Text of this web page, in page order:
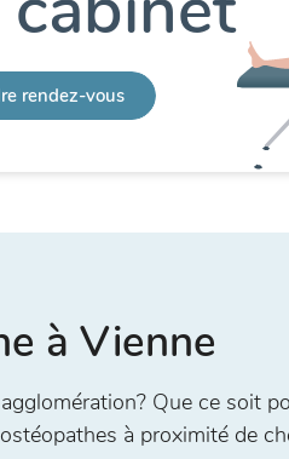
rendez-vous
à Vienne
Que ce soit
à proximité de